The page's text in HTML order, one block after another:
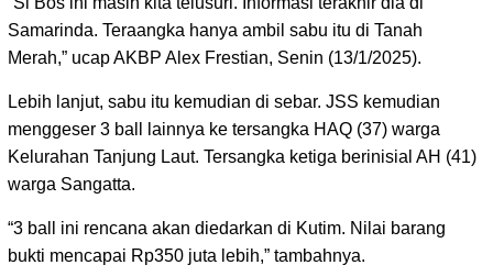
Samarinda. Teraangka hanya ambil sabu itu di Tanah
Merah,” ucap AKBP Alex Frestian, Senin (13/1/2025).
Lebih lanjut, sabu itu kemudian di sebar. JSS kemudian
menggeser 3 ball lainnya ke tersangka HAQ (37) warga
Kelurahan Tanjung Laut. Tersangka ketiga berinisial AH (41)
warga Sangatta.
“3 ball ini rencana akan diedarkan di Kutim. Nilai barang
bukti mencapai Rp350 juta lebih,” tambahnya.